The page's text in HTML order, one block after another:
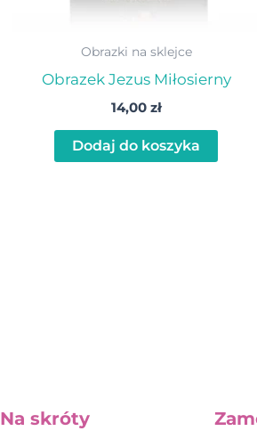
Obrazki na sklejce
Obrazek Jezus Miłosierny
14,00 zł
Dodaj do koszyka
Na skróty